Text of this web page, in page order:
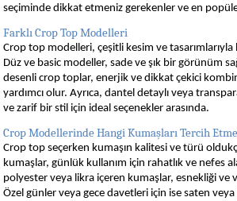
seçiminde dikkat etmeniz gerekenler ve en
Farklı Crop Top Modelleri
Crop top modelleri, çeşitli kesim ve
Düz ve basic modeller, sade ve şık bir görünüm
desenli crop toplar, enerjik ve dikkat çekici
yardımcı olur. Ayrıca, dantel detaylı veya
ve zarif bir stil için ideal seçenekler arasında.
Crop Modellerinde Hangi Kumaşları Tercih
Crop top seçerken kumaşın kalitesi ve türü
kumaşlar, günlük kullanım için rahatlık ve nefes
polyester veya likra içeren kumaşlar, esnekliği ve
Özel günler veya gece davetleri için ise saten